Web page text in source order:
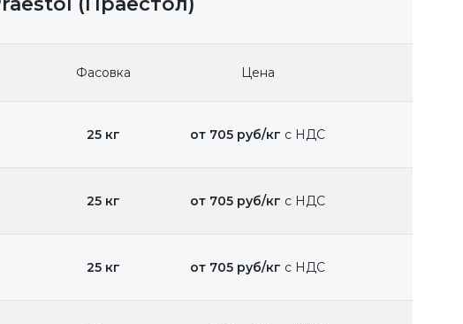
Фасовка Цена
25 кг от 705 руб/кг с НДС
25 кг от 705 руб/кг с НДС
25 кг от 705 руб/кг с НДС